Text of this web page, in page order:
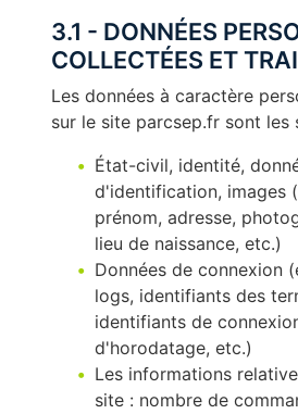
3.1 - DONNÉES
COLLECTÉES ET
Les données à caractère
sur le site parcsep.fr sont les
État-civil, identité,
d'identification, images
prénom, adresse,
lieu de naissance, etc.)
Données de connexion
logs, identifiants des
identifiants de
d'horodatage, etc.)
Les informations
site : nombre de